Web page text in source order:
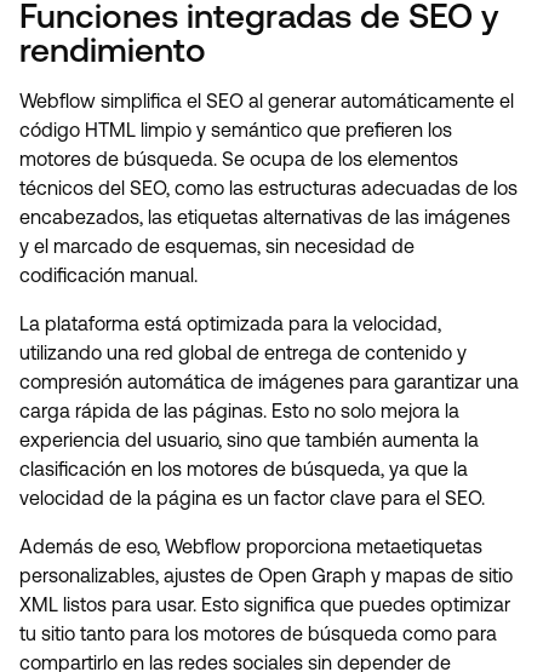
Funciones integradas de SEO y
rendimiento
Webflow simplifica el SEO al generar automáticamente el
código HTML limpio y semántico que prefieren los
motores de búsqueda. Se ocupa de los elementos
técnicos del SEO, como las estructuras adecuadas de los
encabezados, las etiquetas alternativas de las imágenes
y el marcado de esquemas, sin necesidad de
codificación manual.
La plataforma está optimizada para la velocidad,
utilizando una red global de entrega de contenido y
compresión automática de imágenes para garantizar una
carga rápida de las páginas. Esto no solo mejora la
experiencia del usuario, sino que también aumenta la
clasificación en los motores de búsqueda, ya que la
velocidad de la página es un factor clave para el SEO.
Además de eso, Webflow proporciona metaetiquetas
personalizables, ajustes de Open Graph y mapas de sitio
XML listos para usar. Esto significa que puedes optimizar
tu sitio tanto para los motores de búsqueda como para
compartirlo en las redes sociales sin depender de